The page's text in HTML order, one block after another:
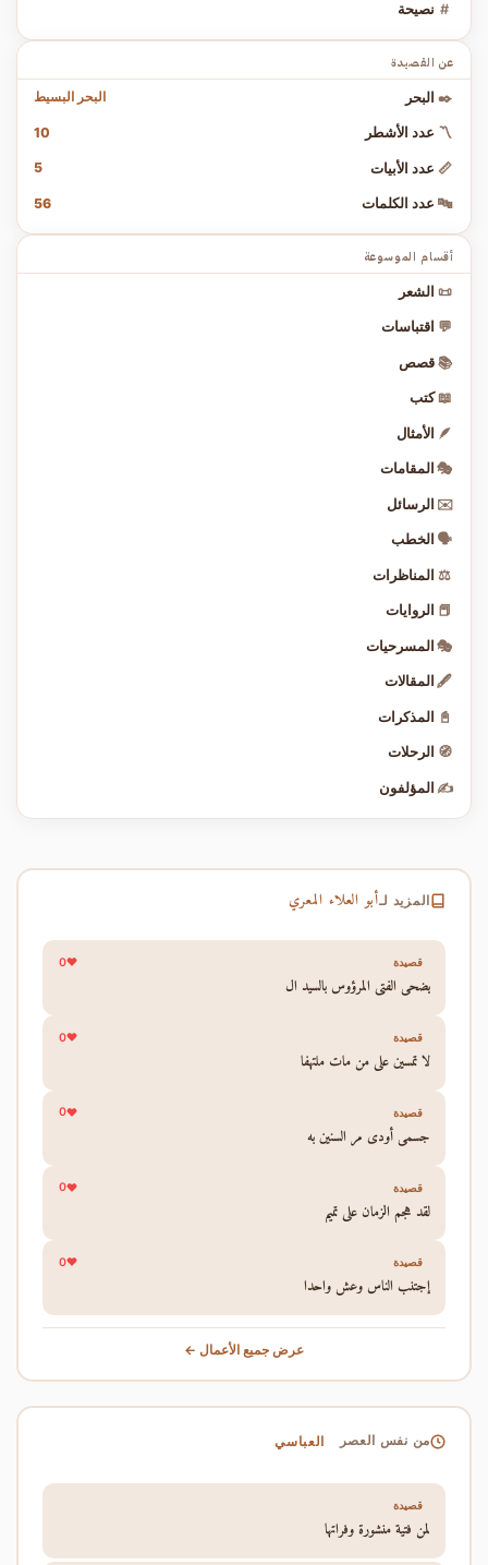
# نصيحة
عن القصيدة
✒️ البحر البحر البسيط
〽️ عدد الأشطر 10
📏 عدد الأبيات 5
🔤 عدد الكلمات 56
أقسام الموسوعة
📜 الشعر
💬 اقتباسات
📚 قصص
📖 كتب
🪶 الأمثال
🎭 المقامات
✉️ الرسائل
🗣️ الخطب
⚖️ المناظرات
📕 الروايات
🎭 المسرحيات
🖋️ المقالات
📓 المذكرات
🧭 الرحلات
✍️ المؤلفون
المزيد لـأبو العلاء المعري
قصيدة 0
يضحي الفتى المرؤوس بالسيد ال
قصيدة 0
لا تمسين على من مات ملتهفا
قصيدة 0
جسمي أودى مر السنين به
قصيدة 0
لقد هجم الزمان على تميم
قصيدة 0
إجتنب الناس وعش واحدا
عرض جميع الأعمال ←
من نفس العصر العباسي
قصيدة
لمن فتية منشورة وفراتها